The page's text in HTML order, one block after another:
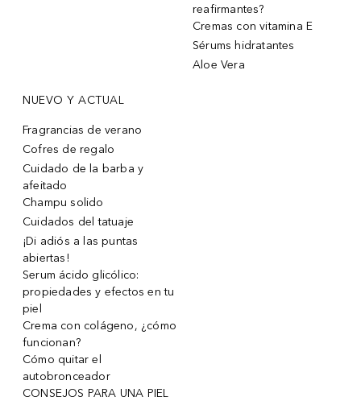
reafirmantes?
Cremas con vitamina E
Sérums hidratantes
Aloe Vera
NUEVO Y ACTUAL
Fragrancias de verano
Cofres de regalo
Cuidado de la barba y
afeitado
Champu solido
Cuidados del tatuaje
¡Di adiós a las puntas
abiertas!
Serum ácido glicólico:
propiedades y efectos en tu
piel
Crema con colágeno, ¿cómo
funcionan?
Cómo quitar el
autobronceador
CONSEJOS PARA UNA PIEL